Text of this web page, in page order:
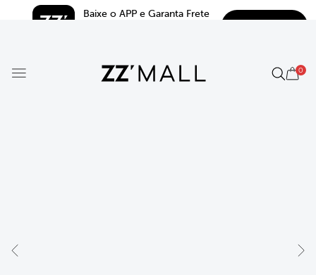
Baixe o APP e Garanta Frete
0